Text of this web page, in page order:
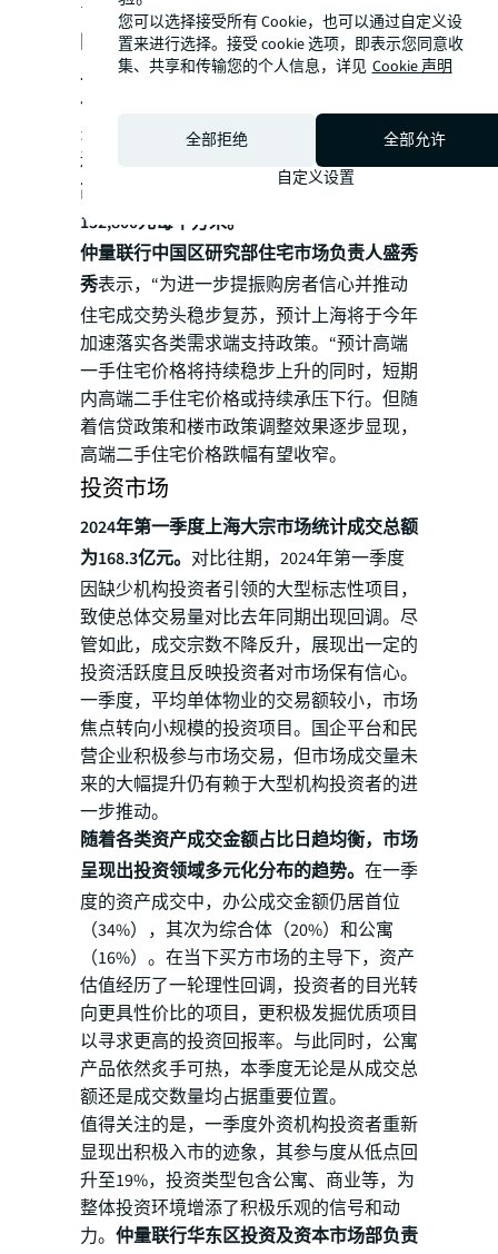
币17.2万元区间内。
限价松动下，一季度高端住宅一手均价环比
上涨0.7%至138,500元每平方米。 高端二手
住宅市场方面，由于大量新盘入市吸纳了较
多购房需求，二手成交势头未有明显起色，
迫使业主在议价阶段做出更多让步。
高端二手均价进一步环比下跌3.2%至
152,800元每平方米。
仲量联行中国区研究部住宅市场负责人盛秀
秀表示，“为进一步提振购房者信心并推动
住宅成交势头稳步复苏，预计上海将于今年
加速落实各类需求端支持政策。“预计高端
一手住宅价格将持续稳步上升的同时，短期
内高端二手住宅价格或持续承压下行。但随
着信贷政策和楼市政策调整效果逐步显现，
高端二手住宅价格跌幅有望收窄。
投资市场
2024年第一季度上海大宗市场统计成交总额
为168.3亿元。 对比往期，2024年第一季度
因缺少机构投资者引领的大型标志性项目，
致使总体交易量对比去年同期出现回调。尽
管如此，成交宗数不降反升，展现出一定的
投资活跃度且反映投资者对市场保有信心。
一季度，平均单体物业的交易额较小，市场
焦点转向小规模的投资项目。国企平台和民
营企业积极参与市场交易，但市场成交量未
来的大幅提升仍有赖于大型机构投资者的进
一步推动。
随着各类资产成交金额占比日趋均衡，市场
呈现出投资领域多元化分布的趋势。 在一季
度的资产成交中，办公成交金额仍居首位
（34%），其次为综合体（20%）和公寓
（16%）。在当下买方市场的主导下，资产
估值经历了一轮理性回调，投资者的目光转
向更具性价比的项目，更积极发掘优质项目
以寻求更高的投资回报率。与此同时，公寓
产品依然炙手可热，本季度无论是从成交总
额还是成交数量均占据重要位置。
值得关注的是，一季度外资机构投资者重新
显现出积极入市的迹象，其参与度从低点回
升至19%，投资类型包含公寓、商业等，为
整体投资环境增添了积极乐观的信号和动
力。 仲量联行华东区投资及资本市场部负责
您可以选择接受所有 Cookie，也可以通过自定义设
置来进行选择。接受 cookie 选项，即表示您同意收
集、共享和传输您的个人信息，详见 Cookie 声明
全部拒绝
全部允许
自定义设置